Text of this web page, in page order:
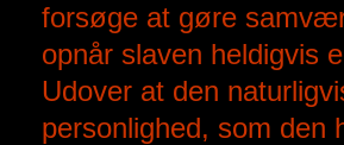
forsøge at gøre
opnår slaven heldigvis
Udover at den
personlighed, som